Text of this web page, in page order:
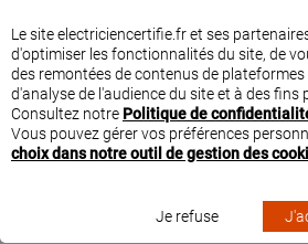
Le site electriciencertifie.fr et ses
d'optimiser les fonctionnalités du site, de
des remontées de contenus de
d'analyse de l'audience du site et à des fins
Consultez notre Politique de
Vous pouvez gérer vos préférences
choix dans notre outil de gestion des
Je refuse